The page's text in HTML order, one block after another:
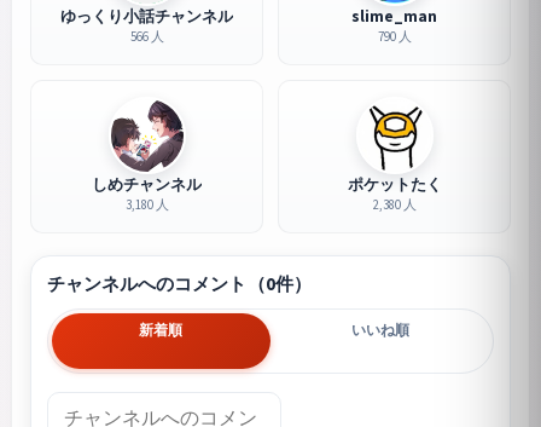
ゆっくり小話チャンネル
566 人
slime_man
790 人
しめチャンネル
3,180 人
ポケットたく
2,380 人
チャンネルへのコメント（0件）
新着順 いいね順